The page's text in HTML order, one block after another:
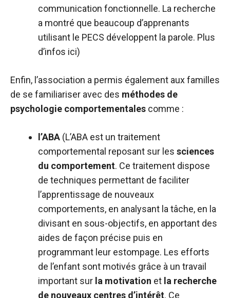
communication fonctionnelle. La recherche
a montré que beaucoup d’apprenants
utilisant le PECS développent la parole. Plus
d’infos ici)
Enfin, l’association a permis également aux familles
de se familiariser avec des méthodes de
psychologie comportementales comme :
l’ABA (L’ABA est un traitement
comportemental reposant sur les sciences
du comportement. Ce traitement dispose
de techniques permettant de faciliter
l’apprentissage de nouveaux
comportements, en analysant la tâche, en la
divisant en sous-objectifs, en apportant des
aides de façon précise puis en
programmant leur estompage. Les efforts
de l’enfant sont motivés grâce à un travail
important sur la motivation et la recherche
de nouveaux centres d’intérêt. Ce